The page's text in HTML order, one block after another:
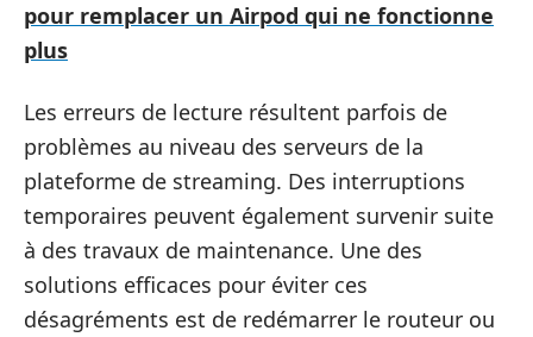
pour remplacer un Airpod qui ne fonctionne
plus
Les erreurs de lecture résultent parfois de
problèmes au niveau des serveurs de la
plateforme de streaming. Des interruptions
temporaires peuvent également survenir suite
à des travaux de maintenance. Une des
solutions efficaces pour éviter ces
désagréments est de redémarrer le routeur ou